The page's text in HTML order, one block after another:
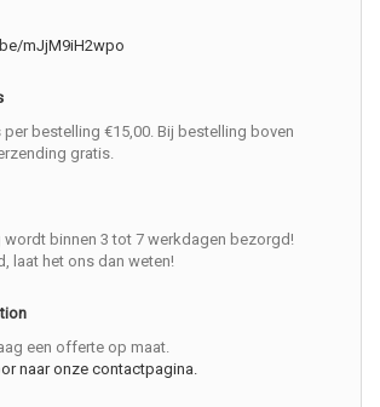
mJjM9iH2wpo
bestelling €15,00. Bij bestelling boven
gratis.
binnen 3 tot 7 werkdagen bezorgd!
laat het ons dan weten!
een offerte op maat.
naar onze contactpagina.